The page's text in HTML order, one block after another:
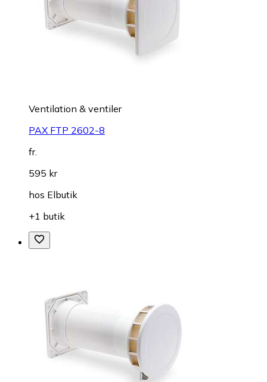
Ventilation & ventiler
PAX FTP 2602-8
fr.
595 kr
hos Elbutik
+1 butik